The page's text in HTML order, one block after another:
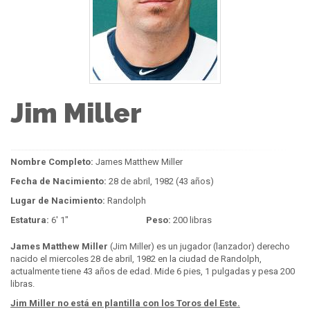
Jim Miller
Nombre Completo: James Matthew Miller
Fecha de Nacimiento: 28 de abril, 1982 (43 años)
Lugar de Nacimiento: Randolph
Estatura: 6' 1" Peso: 200 libras
James Matthew Miller (Jim Miller) es un jugador (lanzador) derecho
nacido el miercoles 28 de abril, 1982 en la ciudad de Randolph,
actualmente tiene 43 años de edad. Mide 6 pies, 1 pulgadas y pesa 200
libras.
Jim Miller no está en plantilla con los Toros del Este.